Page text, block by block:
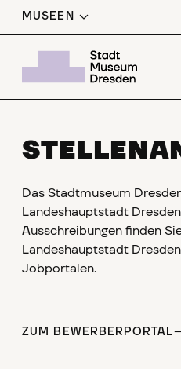
MUSEEN
Das Stadtmuseum
Landeshauptstadt
Ausschreibungen finden
Landeshauptstadt
Jobportalen.
ZUM BEWERBERPORTAL